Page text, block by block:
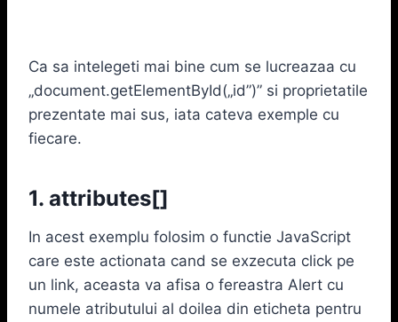
Ca sa intelegeti mai bine cum se lucreazaa cu
„document.getElementById(„id”)” si proprietatile
prezentate mai sus, iata cateva exemple cu
fiecare.
1. attributes[]
In acest exemplu folosim o functie JavaScript
care este actionata cand se exzecuta click pe
un link, aceasta va afisa o fereastra Alert cu
numele atributului al doilea din eticheta pentru